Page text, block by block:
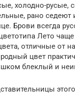
холодно-русые,
рано седеют
Брови всегда
Лето чаще
отличные от
цвет
блеклый и